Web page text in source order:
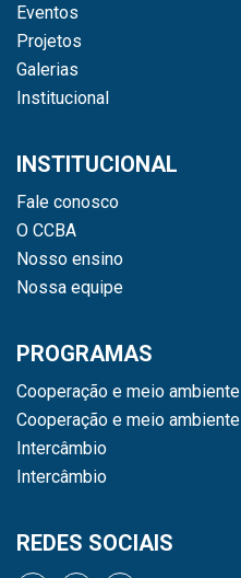
Eventos
Projetos
Galerias
Institucional
INSTITUCIONAL
Fale conosco
O CCBA
Nosso ensino
Nossa equipe
PROGRAMAS
Cooperação e meio ambiente
Cooperação e meio ambiente
Intercâmbio
Intercâmbio
REDES SOCIAIS